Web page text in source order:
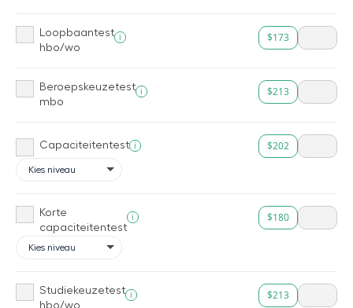
Loopbaantest
hbo/wo
i $173
Beroepskeuzetest
mbo
i $213
Capaciteitentest i $202
Korte
capaciteitentest
i $180
Studiekeuzetest
hbo/wo
i $213